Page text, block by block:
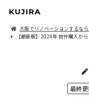
KUJIRA
大阪でリノベーションするな
【最新版】2024年 物件購入か
最終更